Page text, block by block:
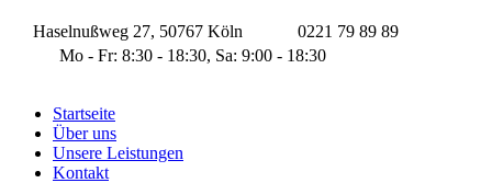
Haselnußweg 27, 50767 Köln
0221 79 89 89
Mo - Fr: 8:30 - 18:30, Sa: 9:00 - 18:30
Startseite
Über uns
Unsere Leistungen
Kontakt